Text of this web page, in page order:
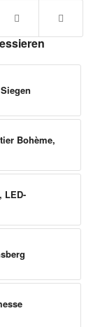
Bohème,
LED-